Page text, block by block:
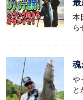
最
本
ら
魂
や
と